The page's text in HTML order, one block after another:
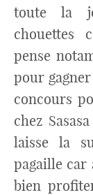
toute la
chouettes
pense
pour
concours
chez
laisse la
pagaille car
bien